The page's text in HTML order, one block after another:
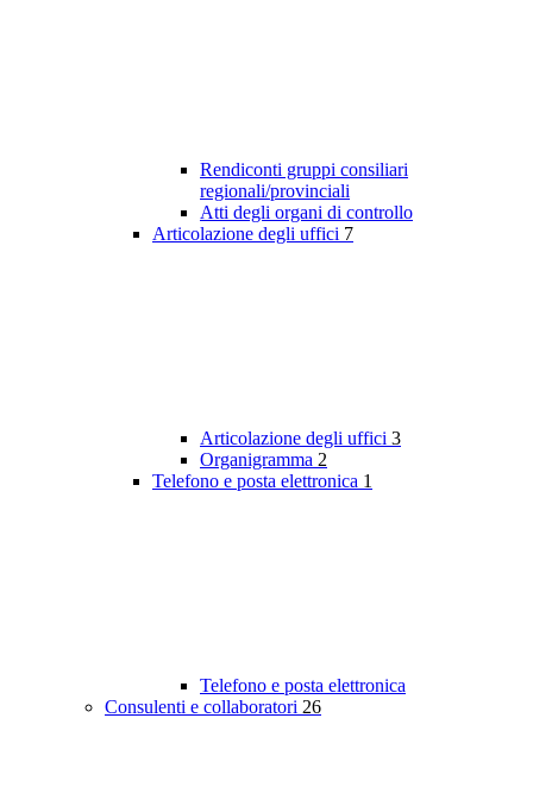
Rendiconti gruppi consiliari
regionali/provinciali
Atti degli organi di controllo
Articolazione degli uffici 7
Articolazione degli uffici 3
Organigramma 2
Telefono e posta elettronica 1
Telefono e posta elettronica
Consulenti e collaboratori 26